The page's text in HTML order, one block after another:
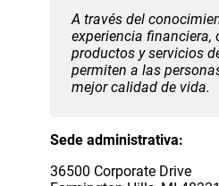
A través del
experiencia financiera,
productos y servicios
permiten a las
mejor calidad de vida.
Sede administrativa:
36500 Corporate Drive